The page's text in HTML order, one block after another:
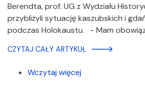
Berendta, prof. UG z Wydziału
przybliżyli sytuację kaszubskich i
podczas Holokaustu. - Mam
CZYTAJ CAŁY ARTYKUŁ
Wczytaj więcej